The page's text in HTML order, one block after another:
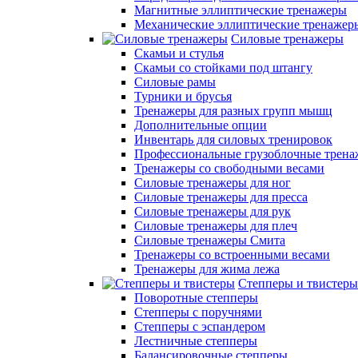
Магнитные эллиптические тренажеры
Механические эллиптические
Силовые тренажеры
Скамьи и стулья
Скамьи со стойками под штангу
Силовые рамы
Турники и брусья
Тренажеры для разных групп мышц
Дополнительные опции
Инвентарь для силовых тренировок
Профессиональные грузоблочные
Тренажеры со свободными весами
Силовые тренажеры для ног
Силовые тренажеры для пресса
Силовые тренажеры для рук
Силовые тренажеры для плеч
Силовые тренажеры Смита
Тренажеры со встроенными весами
Тренажеры для жима лежа
Степперы и твистеры
Поворотные степперы
Степперы с поручнями
Степперы с эспандером
Лестничные степперы
Балансировочные степперы